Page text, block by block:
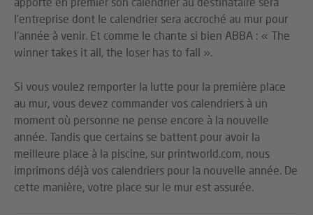
l’entreprise dont le calendrier sera accroché au mur pour
l’année à venir. Et comme le chante si bien ABBA : « The
winner takes it all, the loser has to fall ».
Si vous voulez remporter la lutte pour la première place
au mur, vous devez commander vos calendriers à un
moment où personne ne pense encore à la nouvelle
année. Tandis que certains se battent pour avoir la
meilleure place à la piscine, sur printworld.com, nous
imprimons déjà vos calendriers pour la nouvelle année. De
cette manière, votre place sur le mur est assurée.